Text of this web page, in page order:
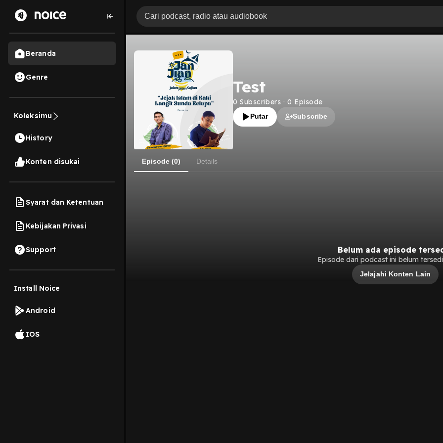
Beranda
Genre
Koleksimu
History
Konten disukai
Syarat dan Ketentuan
Kebijakan Privasi
Support
Install Noice
Android
IOS
Test
0 Subscribers · 0 Episode
Putar Subscribe
Episode (0) Details
Belum ada episode
Episode dari podcast ini belum
Jelajahi Konten Lain